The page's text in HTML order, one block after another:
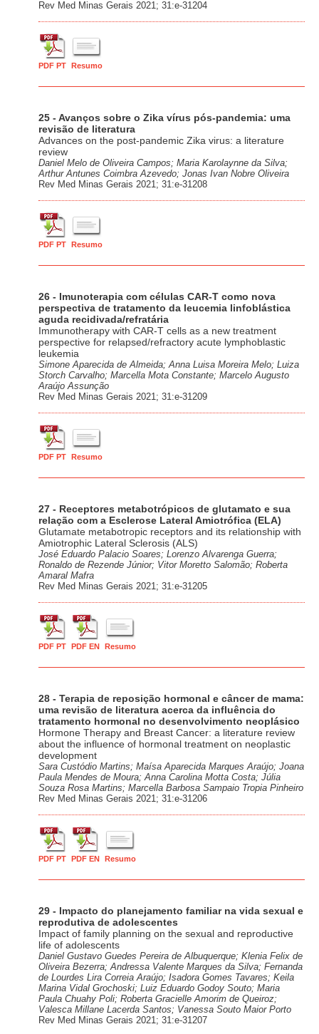
Rev Med Minas Gerais 2021; 31:e-31204
PDF PT Resumo
25 - Avanços sobre o Zika vírus pós-pandemia: uma
revisão de literatura
Advances on the post-pandemic Zika virus: a literature
review
Daniel Melo de Oliveira Campos; Maria Karolaynne da Silva;
Arthur Antunes Coimbra Azevedo; Jonas Ivan Nobre Oliveira
Rev Med Minas Gerais 2021; 31:e-31208
PDF PT Resumo
26 - Imunoterapia com células CAR-T como nova
perspectiva de tratamento da leucemia linfoblástica
aguda recidivada/refratária
Immunotherapy with CAR-T cells as a new treatment
perspective for relapsed/refractory acute lymphoblastic
leukemia
Simone Aparecida de Almeida; Anna Luisa Moreira Melo; Luiza
Storch Carvalho; Marcella Mota Constante; Marcelo Augusto
Araújo Assunção
Rev Med Minas Gerais 2021; 31:e-31209
PDF PT Resumo
27 - Receptores metabotrópicos de glutamato e sua
relação com a Esclerose Lateral Amiotrófica (ELA)
Glutamate metabotropic receptors and its relationship with
Amiotrophic Lateral Sclerosis (ALS)
José Eduardo Palacio Soares; Lorenzo Alvarenga Guerra;
Ronaldo de Rezende Júnior; Vitor Moretto Salomão; Roberta
Amaral Mafra
Rev Med Minas Gerais 2021; 31:e-31205
PDF PT PDF EN Resumo
28 - Terapia de reposição hormonal e câncer de mama:
uma revisão de literatura acerca da influência do
tratamento hormonal no desenvolvimento neoplásico
Hormone Therapy and Breast Cancer: a literature review
about the influence of hormonal treatment on neoplastic
development
Sara Custódio Martins; Maísa Aparecida Marques Araújo; Joana
Paula Mendes de Moura; Anna Carolina Motta Costa; Júlia
Souza Rosa Martins; Marcella Barbosa Sampaio Tropia Pinheiro
Rev Med Minas Gerais 2021; 31:e-31206
PDF PT PDF EN Resumo
29 - Impacto do planejamento familiar na vida sexual e
reprodutiva de adolescentes
Impact of family planning on the sexual and reproductive
life of adolescents
Daniel Gustavo Guedes Pereira de Albuquerque; Klenia Felix de
Oliveira Bezerra; Andressa Valente Marques da Silva; Fernanda
de Lourdes Lira Correia Araújo; Isadora Gomes Tavares; Keila
Marina Vidal Grochoski; Luiz Eduardo Godoy Souto; Maria
Paula Chuahy Poli; Roberta Gracielle Amorim de Queiroz;
Valesca Millane Lacerda Santos; Vanessa Souto Maior Porto
Rev Med Minas Gerais 2021; 31:e-31207